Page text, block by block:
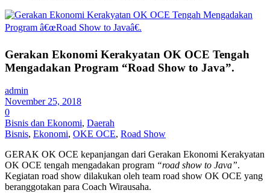
Gerakan Ekonomi Kerakyatan OK OCE Tengah
Mengadakan Program “Road Show to Java”.
admin
November 25, 2018
0
Bisnis dan Ekonomi, Daerah
Bisnis, Ekonomi, OKE OCE, Road Show
GERAK OK OCE kepanjangan dari Gerakan Ekonomi Kerakyatan
OK OCE tengah mengadakan program “road show to Java”.
Kegiatan road show dilakukan oleh team road show OK OCE yang
beranggotakan para Coach Wirausaha.